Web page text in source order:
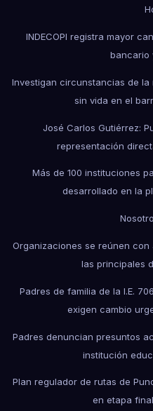
INDECOPI registra mayor
bancario
Investigan circunstancias de
sin vida en el
José Carlos Gutiérrez:
representación
Más de 100 instituciones
desarrollado en la
Organizaciones se reúnen
las principales
Padres de familia de la I.E.
exigen cambio
Padres denuncian presuntos
institución
Plan regulador de rutas de
en etapa